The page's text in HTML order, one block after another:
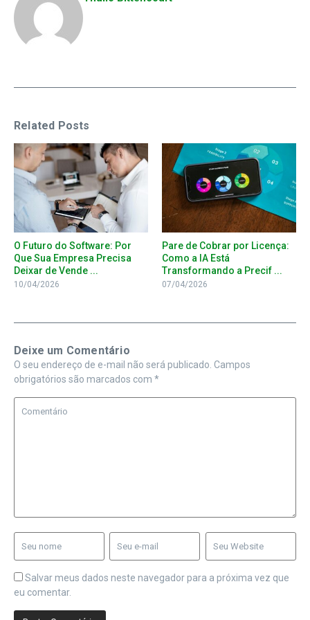
Related Posts
O Futuro do Software: Por
Que Sua Empresa Precisa
Deixar de Vende ...
10/04/2026
Pare de Cobrar por Licença:
Como a IA Está
Transformando a Precif ...
07/04/2026
Deixe um Comentário
O seu endereço de e-mail não será publicado. Campos
obrigatórios são marcados com *
Salvar meus dados neste navegador para a próxima vez que
eu comentar.